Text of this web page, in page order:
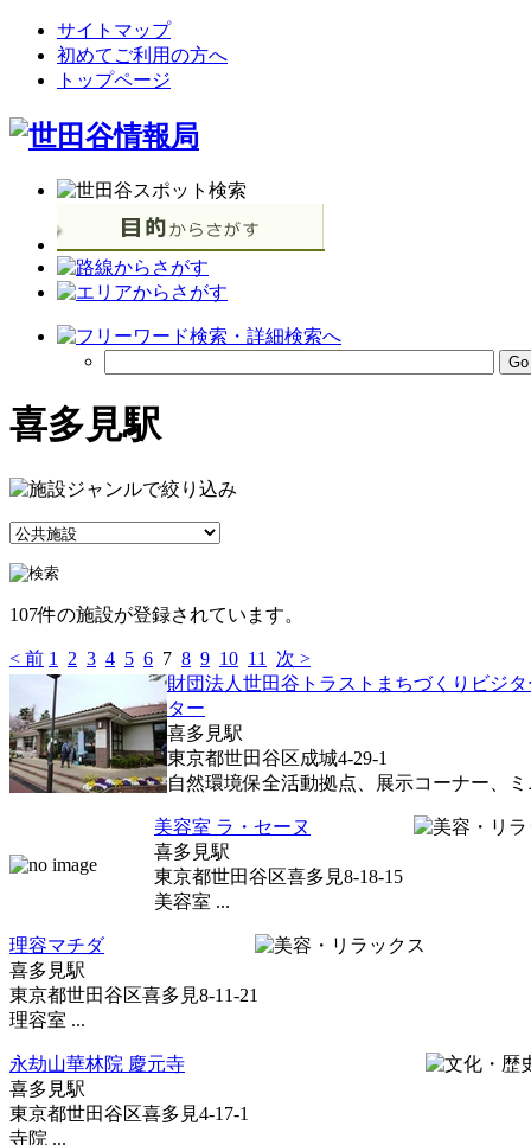
サイトマップ
初めてご利用の方へ
トップページ
喜多見駅
107件の施設が登録されています。
< 前 1 2 3 4 5 6 7 8 9 10 11
次 >
財団法人世田谷トラストまちづくりビジ
ター
喜多見駅
東京都世田谷区成城4-29-1
自然環境保全活動拠点、展示コーナー、
美容室 ラ・セーヌ
喜多見駅
東京都世田谷区喜多見8-18-15
美容室 ...
理容マチダ
喜多見駅
東京都世田谷区喜多見8-11-21
理容室 ...
永劫山華林院 慶元寺
喜多見駅
東京都世田谷区喜多見4-17-1
寺院 ...